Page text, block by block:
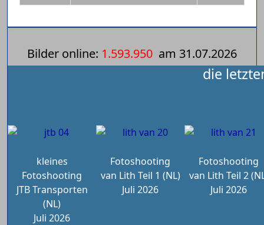
Bilder online: 1.593.950 am 31.07.2026
die
kleines
Fotoshooting
JTB Transporten
(NL)
Juli 2026
Fotoshooting
van Lith Teil 1 (NL)
Juli 2026
Fotoshooting
van Lith Teil 2
Juli 2026